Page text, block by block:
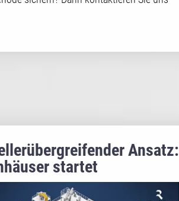
Ansatz:
startet
und setzt auf